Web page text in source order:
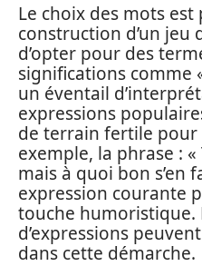
Le choix des mots
construction d’un jeu
d’opter pour des
significations
un éventail
expressions
de terrain fertile pour
exemple, la phrase :
mais à quoi bon s’en
expression courante
touche humoristique.
d’expressions
dans cette démarche.